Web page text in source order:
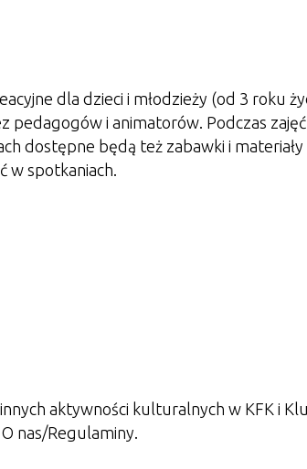
dla dzieci i młodzieży (od 3 roku
pedagogów i animatorów. Podczas zajęć
dostępne będą też zabawki i materiały
w spotkaniach.
aktywności kulturalnych w KFK i
nas/Regulaminy.